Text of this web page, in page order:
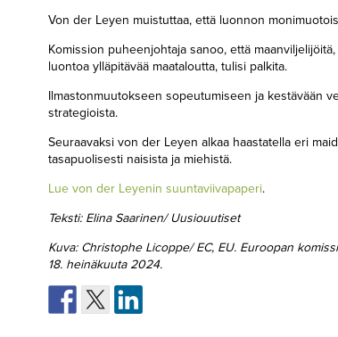
Von der Leyen muistuttaa, että luonnon
Komission puheenjohtaja sanoo, että
luontoa ylläpitävää maataloutta, tulisi palkita.
Ilmastonmuutokseen sopeutumiseen ja kestävään
strategioista.
Seuraavaksi von der Leyen alkaa haastatella eri
tasapuolisesti naisista ja miehistä.
Lue von der Leyenin suuntaviivapaperi.
Teksti: Elina Saarinen/ Uusiouutiset
Kuva: Christophe Licoppe/ EC, EU. Euroopan
18. heinäkuuta 2024.